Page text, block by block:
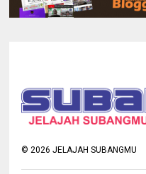
©2026 JELAJAH SUBANGMU